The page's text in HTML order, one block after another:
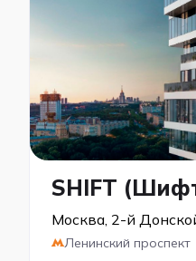
SHIFT
Москва, 2-й
Ленинский проспект